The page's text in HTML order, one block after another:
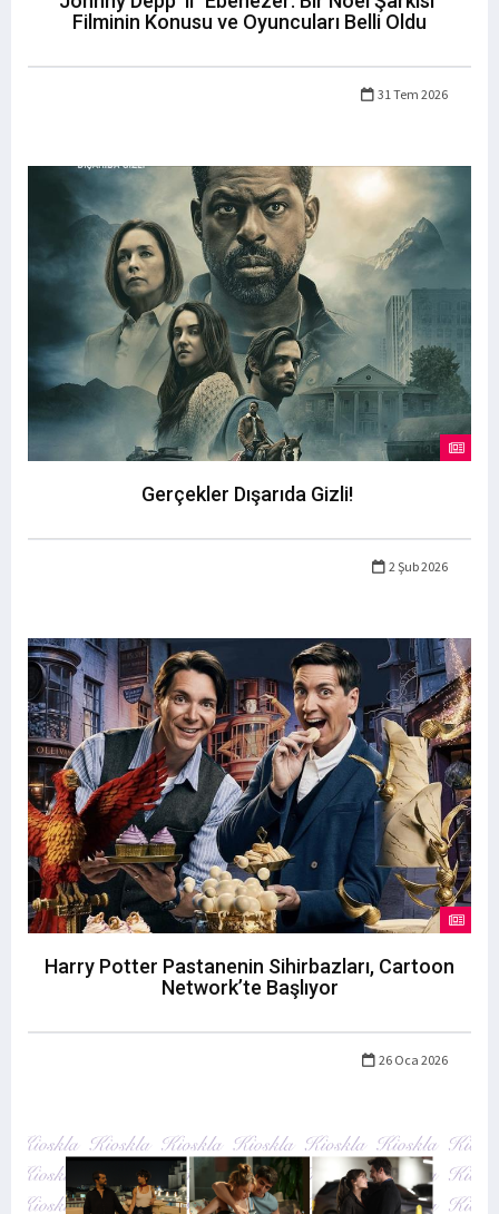
Filminin Konusu ve Oyuncuları Belli Oldu
31 Tem 2026
Gerçekler Dışarıda Gizli!
2 Şub 2026
Harry Potter Pastanenin Sihirbazları, Cartoon
Network’te Başlıyor
26 Oca 2026